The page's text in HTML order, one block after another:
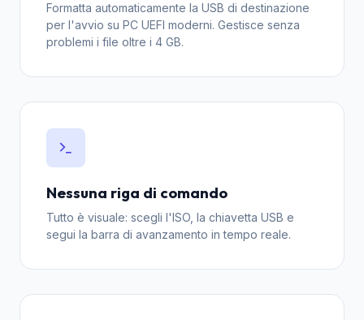
Formatta automaticamente la USB di destinazione
per l'avvio su PC UEFI moderni. Gestisce senza
problemi i file oltre i 4 GB.
Nessuna riga di comando
Tutto è visuale: scegli l'ISO, la chiavetta USB e
segui la barra di avanzamento in tempo reale.